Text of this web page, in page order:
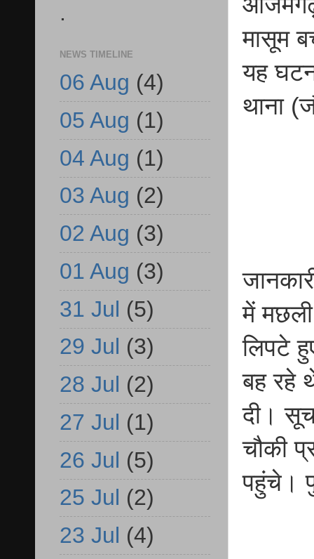
मासूम
यह
थाना
में
लिपटे
बह रहे
दी।
चौकी
पहुंचे।
.
NEWS TIMELINE
06 Aug (4)
05 Aug (1)
04 Aug (1)
03 Aug (2)
02 Aug (3)
01 Aug (3)
31 Jul (5)
29 Jul (3)
28 Jul (2)
27 Jul (1)
26 Jul (5)
25 Jul (2)
23 Jul (4)